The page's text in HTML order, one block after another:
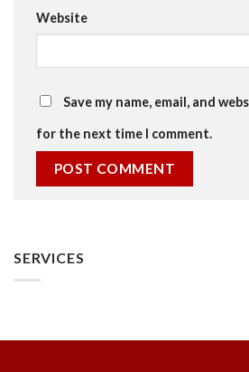
Website
Save my name, email, and
for the next time I comment.
SERVICES